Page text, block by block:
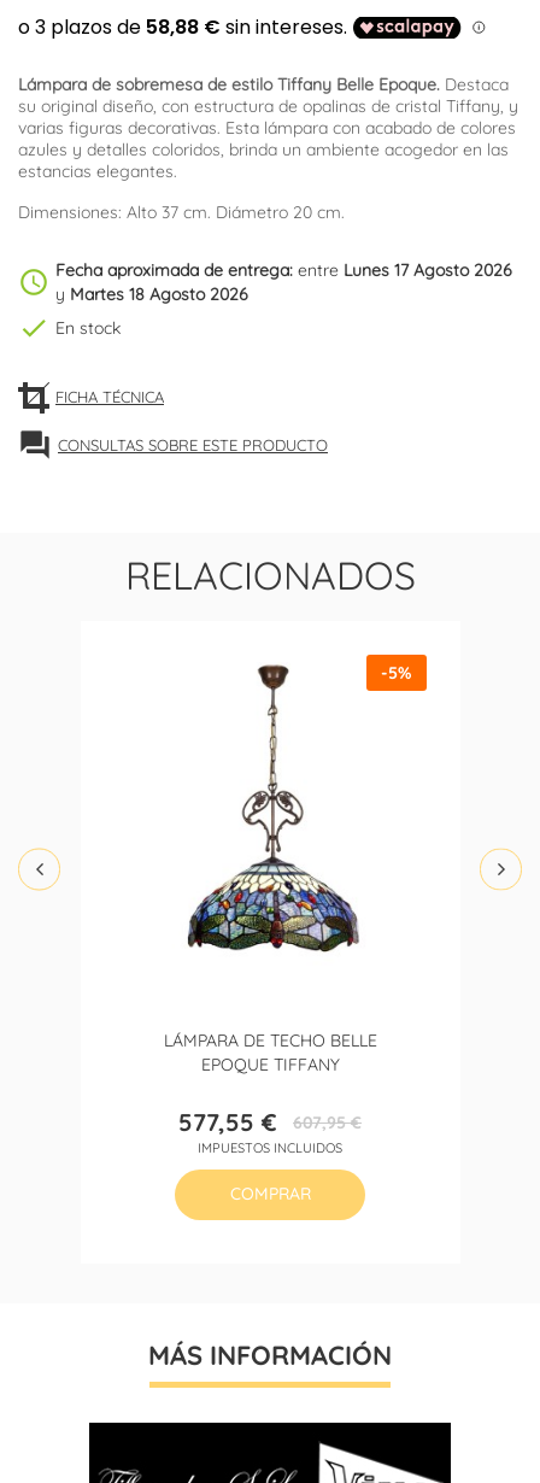
Lámpara de sobremesa de estilo Tiffany Belle Epoque. Destaca
su original diseño, con estructura de opalinas de cristal Tiffany, y
varias figuras decorativas. Esta lámpara con acabado de colores
azules y detalles coloridos, brinda un ambiente acogedor en las
estancias elegantes.
Dimensiones: Alto 37 cm. Diámetro 20 cm.
schedule Fecha aproximada de entrega: entre Lunes 17 Agosto 2026
y Martes 18 Agosto 2026
check En stock
FICHA TÉCNICA
forum CONSULTAS SOBRE ESTE PRODUCTO
RELACIONADOS
LÁMPARA DE TECHO BELLE
EPOQUE TIFFANY
Precio
577,55 €Precio
base
607,95 €
IMPUESTOS INCLUIDOS
-5%
COMPRAR
MÁS INFORMACIÓN